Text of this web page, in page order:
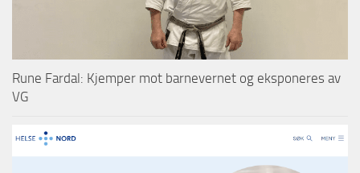
Rune Fardal: Kjemper mot barnevernet og eksponeres av
VG